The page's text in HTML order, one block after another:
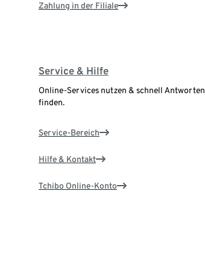
Zahlung in der Filiale
Service & Hilfe
Online-Services nutzen & schnell Antworten
finden.
Service-Bereich
Hilfe & Kontakt
Tchibo Online-Konto